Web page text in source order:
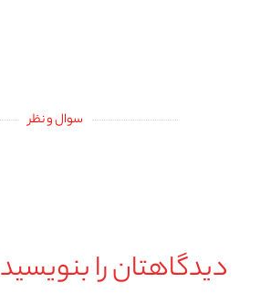
سوال و نظر
دیدگاهتان را بنویسید